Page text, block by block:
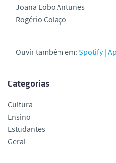
Joana Lobo Antunes
Rogério Colaço
Ouvir também em: Spotify|
Categorias
Cultura
Ensino
Estudantes
Geral